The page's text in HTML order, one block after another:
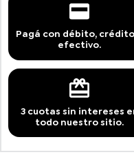
Pagá con débito,
efectivo.
3 cuotas sin intereses
todo nuestro sitio.